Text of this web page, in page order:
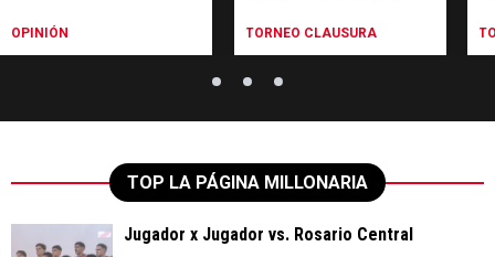
OPINIÓN TORNEO CLAUSURA
TOP LA PÁGINA MILLONARIA
Jugador x Jugador vs. Rosario Central